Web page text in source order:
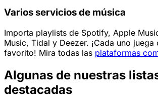
Varios servicios de música
Importa playlists de Spotify, Apple
Music, Tidal y Deezer. ¡Cada uno
favorito! Mira todas las plataformas
Algunas de nuestras
destacadas